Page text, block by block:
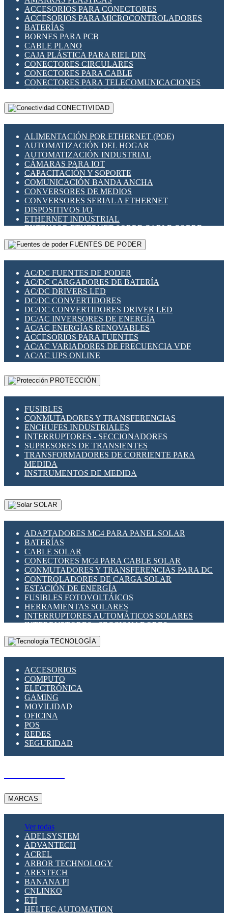
INDICADORES PARA PANEL
INTERFACES DE RELÉ
INTERRUPTORES FIN DE CARRERA
LLAVES CONMUTADORAS
MEDIDORES DE ENERGÍA Y TC'S DE CORRIENTE
MOTORES PASO A PASO
PANTALLAS HMI
PLC -CONTROLADORES LÓGICO PROGRAMABLES
PROGRAMADORES DE HORARIO
RELÉS DE PROTECCIÓN
SENSORES CAPACITIVOS
SENSORES INDUCTIVOS
TEMPORIZADORES
VARIACS
VARIADORES DE FRECUENCIA [VDF]
SECCIONADORES - INTERRUPTORES
MAQUINARIA
ACCESORIOS PARA CONECTORES
ACCESORIOS PARA MICROCONTROLADORES
BATERÍAS
BORNES PARA PCB
CABLE PLANO
CAJA PLÁSTICA PARA RIEL DIN
CONECTORES CIRCULARES
CONECTORES PARA CABLE
CONECTORES PARA TELECOMUNICACIONES
CONECTORES CABLE A PCB
CONECTORES PCB A CABLE
DIP SWITCHES
HERRAMIENTAS VARIAS
ILUMINACIÓN LED
INTERRUPTORES REED
INTERFACES DE RELÉ
OTROS RELÉS
PROTECCIÓN TÉRMICA
RELÉS AUTOMOTRICES
RELÉS DE SEÑAL
RELÉS DE ESTADO SÓLIDO SSR
RELÉS INDUSTRIALES
RELÉS MINIATURA DE POTENCIA
SENSORES MAGNÉTICOS
SWITCH Y MICROSWITCH
TARJETAS PI
UNIÓN Y DERIVACIÓN DE CABLE
CONECTIVIDAD
ALIMENTACIÓN POR ETHERNET (POE)
AUTOMATIZACIÓN DEL HOGAR
AUTOMATIZACIÓN INDUSTRIAL
CÁMARAS PARA IOT
CAPACITACIÓN Y SOPORTE
COMUNICACIÓN BANDA ANCHA
CONVERSORES DE MEDIOS
CONVERSORES SERIAL A ETHERNET
DISPOSITIVOS I/O
ETHERNET INDUSTRIAL
EXTENSOR ETHERNET SOBRE CABLE COBRE
GATEWAY LORAWAN
GESTIÓN DE REDES
PLACAS MODULARES IOT
SWITCHES Y REDES WIFI
SOLUCIONES IOT
SOLUCIONES LORAWAN
SOLUCIONES RED CELULAR
SEGURIDAD PARA REDES
SWITCHES LAN
TELEFONÍA IP (VOIP)
VIGILANCIA IP (CCTV)
MESHTASTIC
FUENTES DE PODER
AC/DC FUENTES DE PODER
AC/DC CARGADORES DE BATERÍA
AC/DC DRIVERS LED
DC/DC CONVERTIDORES
DC/DC CONVERTIDORES DRIVER LED
DC/AC INVERSORES DE ENERGÍA
AC/AC ENERGÍAS RENOVABLES
ACCESORIOS PARA FUENTES
AC/AC VARIADORES DE FRECUENCIA VDF
AC/AC UPS ONLINE
PROTECCIÓN
FUSIBLES
CONMUTADORES Y TRANSFERENCIAS
ENCHUFES INDUSTRIALES
INTERRUPTORES - SECCIONADORES
SUPRESORES DE TRANSIENTES
TRANSFORMADORES DE CORRIENTE PARA
MEDIDA
INSTRUMENTOS DE MEDIDA
SOLAR
ADAPTADORES MC4 PARA PANEL SOLAR
BATERÍAS
CABLE SOLAR
CONECTORES MC4 PARA CABLE SOLAR
CONMUTADORES Y TRANSFERENCIAS PARA DC
CONTROLADORES DE CARGA SOLAR
ESTACIÓN DE ENERGÍA
FUSIBLES FOTOVOLTÁICOS
HERRAMIENTAS SOLARES
INTERRUPTORES AUTOMÁTICOS SOLARES
INTERRUPTORES - SECCIONADORES
FOTOVOLTÁICOS
MONTAJE PANEL SOLAR
SUPRESOR DE TRANSIENTES SPDS PARA
APLICACIONES FOTOVOLTAICAS
TECNOLOGÍA
ACCESORIOS
COMPUTO
ELECTRÓNICA
GAMING
MOVILIDAD
OFICINA
POS
REDES
SEGURIDAD
MARCAS
Ver todas
ADELSYSTEM
ADVANTECH
ACREL
ARBOR TECHNOLOGY
ARESTECH
BANANA PI
CNLINKO
ETI
HELTEC AUTOMATION